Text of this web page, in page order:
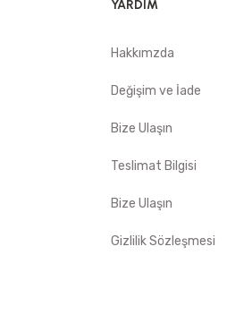
YARDIM
Hakkımzda
Değişim ve İade
Bize Ulaşın
Teslimat Bilgisi
Bize Ulaşın
Gizlilik Sözleşmesi